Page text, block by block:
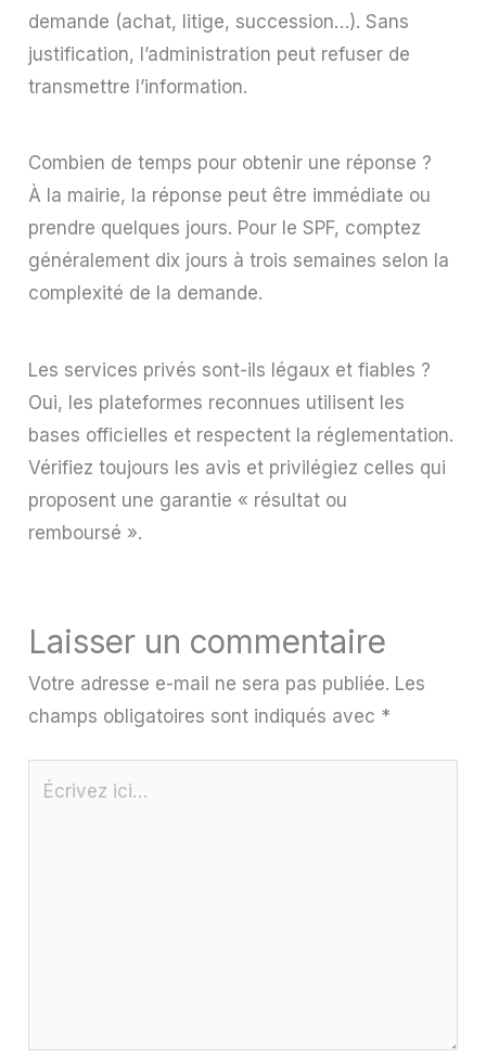
demande (achat, litige, succession…). Sans
justification, l’administration peut refuser de
transmettre l’information.
Combien de temps pour obtenir une réponse ?
À la mairie, la réponse peut être immédiate ou
prendre quelques jours. Pour le SPF, comptez
généralement dix jours à trois semaines selon la
complexité de la demande.
Les services privés sont-ils légaux et fiables ?
Oui, les plateformes reconnues utilisent les
bases officielles et respectent la réglementation.
Vérifiez toujours les avis et privilégiez celles qui
proposent une garantie « résultat ou
remboursé ».
Laisser un commentaire
Votre adresse e-mail ne sera pas publiée. Les
champs obligatoires sont indiqués avec *
Écrivez